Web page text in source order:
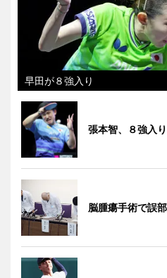
早田が８強入り
張本智、８強入り
脳腫瘍手術で誤